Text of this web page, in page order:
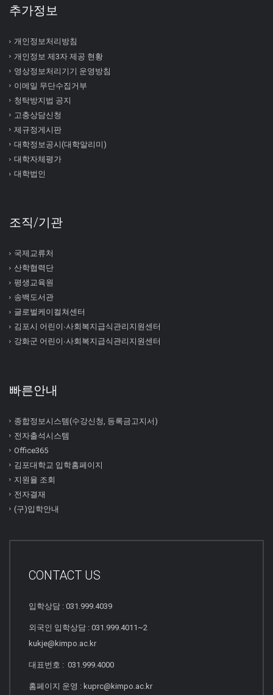
추가정보
개인정보처리방침
개인정보 제3자 제공 현황
영상정보처리기기 운영방침
이메일 무단수집거부
청탁방지법 공지
고충상담신청
제규정게시판
대학정보공시(대학알리미)
대학자체평가
대학법인
조직/기관
국제교류처
산학협력단
평생교육원
송백도서관
글로벌케이컬쳐센터
김포시 어린이∙사회복지급식관리지원센터
강화군 어린이∙사회복지급식관리지원센터
빠른안내
종합정보시스템(수강신청, 등록금고지서)
전자출석시스템
Office365
김포대학교 입학홈페이지
지원율 조회
전자결재
(구)입학안내
CONTACT US
입학상담 : 031.999.4039
외국인 입학상담 : 031.999.4011~2
kukje@kimpo.ac.kr
대표번호 : 031.999.4000
홈페이지 운영 : kuprc@kimpo.ac.kr